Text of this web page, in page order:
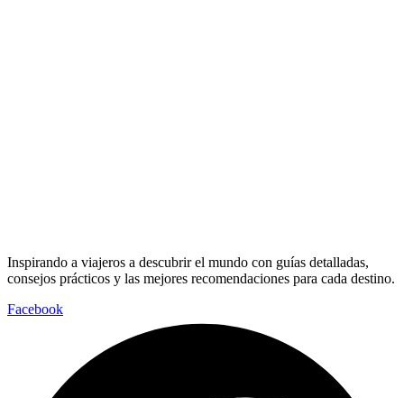
Inspirando a viajeros a descubrir el mundo con guías detalladas,
consejos prácticos y las mejores recomendaciones para cada destino.
Facebook